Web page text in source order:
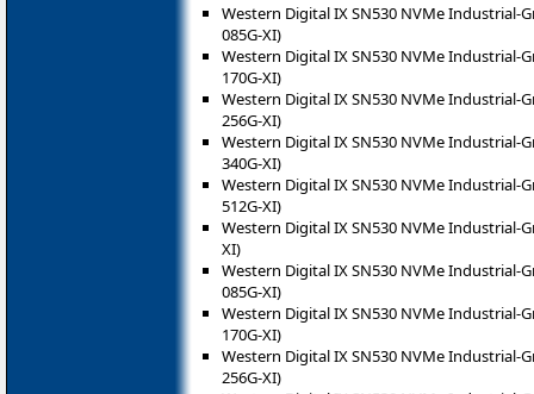
Western Digital IX SN530 NVMe Industrial-
085G-XI)
Western Digital IX SN530 NVMe Industrial-
170G-XI)
Western Digital IX SN530 NVMe Industrial-
256G-XI)
Western Digital IX SN530 NVMe Industrial-
340G-XI)
Western Digital IX SN530 NVMe Industrial-
512G-XI)
Western Digital IX SN530 NVMe Industrial-
XI)
Western Digital IX SN530 NVMe Industrial-
085G-XI)
Western Digital IX SN530 NVMe Industrial-
170G-XI)
Western Digital IX SN530 NVMe Industrial-
256G-XI)